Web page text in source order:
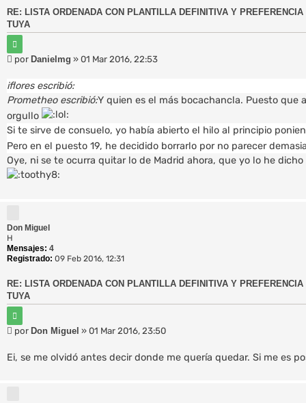
RE: LISTA ORDENADA CON PLANTILLA DEFINITIVA Y
TUYA
i
t
M
n
s
a
j
e
por Danielmg » 01 Mar 2016, 22:53
iflores escribió:
Prometheo escribió:Y quien es el más bocachancla. Puesto que
orgullo
Si te sirve de consuelo, yo había abierto el hilo al principio
Pero en el puesto 19, he decidido borrarlo por no parecer
Oye, ni se te ocurra quitar lo de Madrid ahora, que yo lo he
Don Miguel
H
Mensajes: 4
Registrado: 09 Feb 2016, 12:31
RE: LISTA ORDENADA CON PLANTILLA DEFINITIVA Y
TUYA
i
t
M
n
s
por Don Miguel » 01 Mar 2016, 23:50
Ei, se me olvidó antes decir donde me quería quedar. Si me es